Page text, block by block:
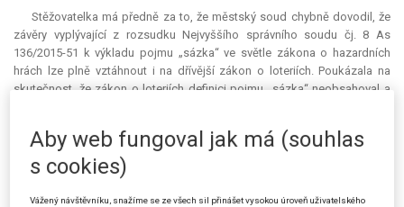
Stěžovatelka má předně za to, že městský soud chybně dovodil, že
závěry vyplývající z rozsudku Nejvyššího správního soudu čj. 8 As
136/2015-51 k výkladu pojmu „sázka“ ve světle zákona o hazardních
hrách lze plně vztáhnout i na dřívější zákon o loteriích. Poukázala na
skutečnost, že zákon o loteriích definici pojmu „sázka“ neobsahoval a
důvodová zpráva k zákonu o hazardních hrách, která zdůraznila nutnost
rozlišování mezi těmito pojmy. Zákon o hazardních hrách postavil
najisto, že o hazardní hru (loterii či jinou podobnou hru) se bude jednat
pouze tehdy, bude-li do hry vložena sázka, tedy nikoliv libovolný vklad.
Aby web fungoval jak má (souhlas
s cookies)
Vážený návštěvníku, snažíme se ze všech sil přinášet vysokou úroveň uživatelského